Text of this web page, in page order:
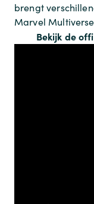
brengt
Marvel
Bekijk de